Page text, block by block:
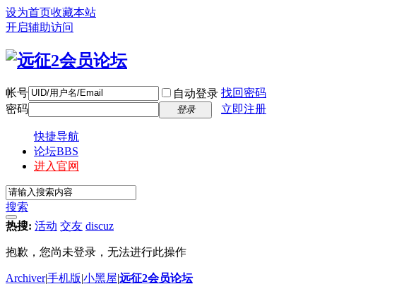
设为首页收藏本站
开启辅助访问
帐号 自动登录 找回密码
密码
登录 立即注册
快捷导航
论坛BBS
进入官网
搜索
热搜: 活动 交友 discuz
抱歉，您尚未登录，无法进行此操作
Archiver|手机版|小黑屋|远征2会员论坛